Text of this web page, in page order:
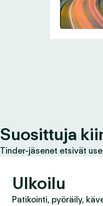
Suosittuja
Tinder-jäsenet etsivät
Ulkoilu
Patikointi, pyöräily,